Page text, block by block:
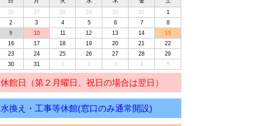
26
27 28 29 30 31
1
2
3 4 5 6 7
8
9
10 11 12 13 14
15
16
17 18 19 20 21
22
23
24 25 26 27 28
29
30
31 1 2 3 4 5
休館日（第２月曜日、祝日の場合は翌日）
水換え・工事等休館(窓口のみ通常開設)